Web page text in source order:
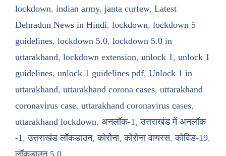
lockdown, indian army, janta curfew, Latest
Dehradun News in Hindi, lockdown, lockdown 5
guidelines, lockdown 5.0, lockdown 5.0 in
uttarakhand, lockdown extension, unlock 1 , unlock 1
guidelines, unlock 1 guidelines pdf, Unlock 1 in
uttarakhand, uttarakhand corona cases, uttarakhand
coronavirus case, uttarakhand coronavirus cases,
uttarakhand lockdown, अनलॉक-1 ,उत्तराखंड में अनलॉक
-1 ,उत्तराखंड लॉकडाउन,कोरोना,कोरोना वायरस,कोविड-19,
लॉकडाउन 5.0